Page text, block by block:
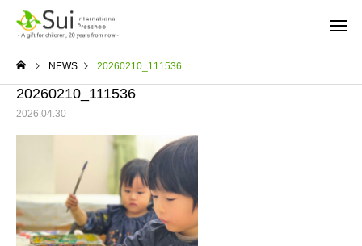
NEWS 20260210_111536
20260210_111536
2026.04.30